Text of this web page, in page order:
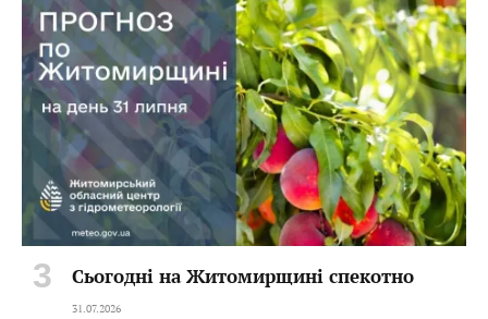
Сьогодні на Житомирщині спекотно
31.07.2026